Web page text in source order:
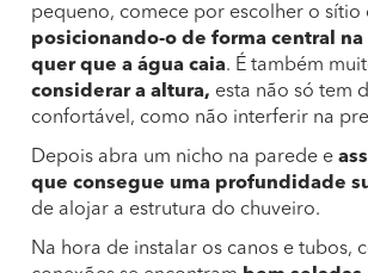
pequeno, comece por escolher o sítio
posicionando-o de forma central na
quer que a água caia. É também
considerar a altura, esta não só tem
confortável, como não interferir na
Depois abra um nicho na parede e
que consegue uma profundidade
de alojar a estrutura do chuveiro.
Na hora de instalar os canos e tubos,